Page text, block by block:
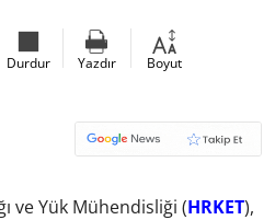
Durdur Yazdır Boyut
ve Yük Mühendisliği (HRKET),